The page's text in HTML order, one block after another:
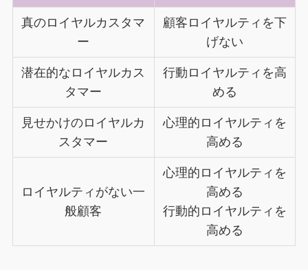
真のロイヤルカスタマ
ー
顧客ロイヤルティを下
げない
潜在的なロイヤルカス
タマー
行動ロイヤルティを高
める
見せかけのロイヤルカ
スタマー
心理的ロイヤルティを
高める
ロイヤルティがない一
般顧客
心理的ロイヤルティを
高める
行動的ロイヤルティを
高める